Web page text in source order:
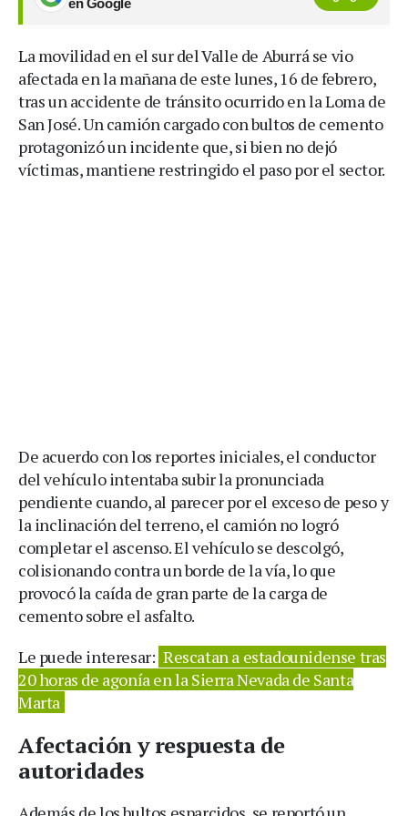
en Google
La movilidad en el sur del Valle de Aburrá se vio
afectada en la mañana de este lunes, 16 de febrero,
tras un accidente de tránsito ocurrido en la Loma de
San José. Un camión cargado con bultos de cemento
protagonizó un incidente que, si bien no dejó
víctimas, mantiene restringido el paso por el sector.
De acuerdo con los reportes iniciales, el conductor
del vehículo intentaba subir la pronunciada
pendiente cuando, al parecer por el exceso de peso y
la inclinación del terreno, el camión no logró
completar el ascenso. El vehículo se descolgó,
colisionando contra un borde de la vía, lo que
provocó la caída de gran parte de la carga de
cemento sobre el asfalto.
Le puede interesar: Rescatan a estadounidense tras
20 horas de agonía en la Sierra Nevada de Santa
Marta
Afectación y respuesta de
autoridades